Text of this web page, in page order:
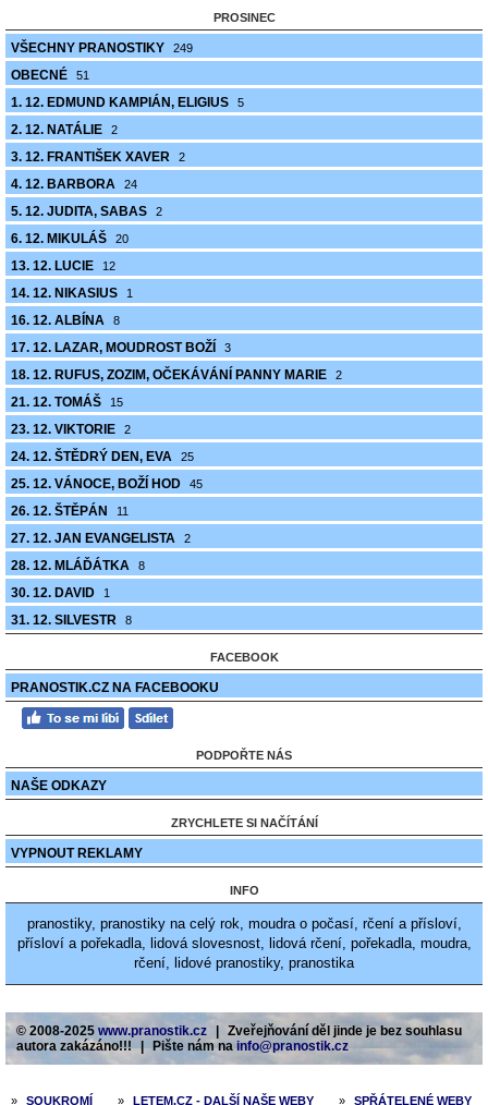
PROSINEC
VŠECHNY PRANOSTIKY 249
OBECNÉ 51
1. 12. EDMUND KAMPIÁN, ELIGIUS 5
2. 12. NATÁLIE 2
3. 12. FRANTIŠEK XAVER 2
4. 12. BARBORA 24
5. 12. JUDITA, SABAS 2
6. 12. MIKULÁŠ 20
13. 12. LUCIE 12
14. 12. NIKASIUS 1
16. 12. ALBÍNA 8
17. 12. LAZAR, MOUDROST BOŽÍ 3
18. 12. RUFUS, ZOZIM, OČEKÁVÁNÍ PANNY MARIE 2
21. 12. TOMÁŠ 15
23. 12. VIKTORIE 2
24. 12. ŠTĚDRÝ DEN, EVA 25
25. 12. VÁNOCE, BOŽÍ HOD 45
26. 12. ŠTĚPÁN 11
27. 12. JAN EVANGELISTA 2
28. 12. MLÁĎÁTKA 8
30. 12. DAVID 1
31. 12. SILVESTR 8
FACEBOOK
PRANOSTIK.CZ NA FACEBOOKU
PODPOŘTE NÁS
NAŠE ODKAZY
ZRYCHLETE SI NAČÍTÁNÍ
VYPNOUT REKLAMY
INFO
pranostiky, pranostiky na celý rok, moudra o počasí, rčení a přísloví,
přísloví a pořekadla, lidová slovesnost, lidová rčení, pořekadla, moudra,
rčení, lidové pranostiky, pranostika
© 2008-2025 www.pranostik.cz
Zveřejňování děl jinde je bez souhlasu
autora zakázáno!!! | Pište nám nainfo@pranostik.cz
» SOUKROMÍ » LETEM.CZ - DALŠÍ NAŠE WEBY » SPŘÁTELENÉ WEBY